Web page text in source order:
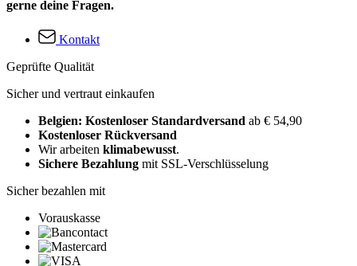
gerne deine Fragen.
Kontakt
Geprüfte Qualität
Sicher und vertraut einkaufen
Belgien: Kostenloser Standardversand ab € 54,90
Kostenloser Rückversand
Wir arbeiten klimabewusst.
Sichere Bezahlung mit SSL-Verschlüsselung
Sicher bezahlen mit
Vorauskasse